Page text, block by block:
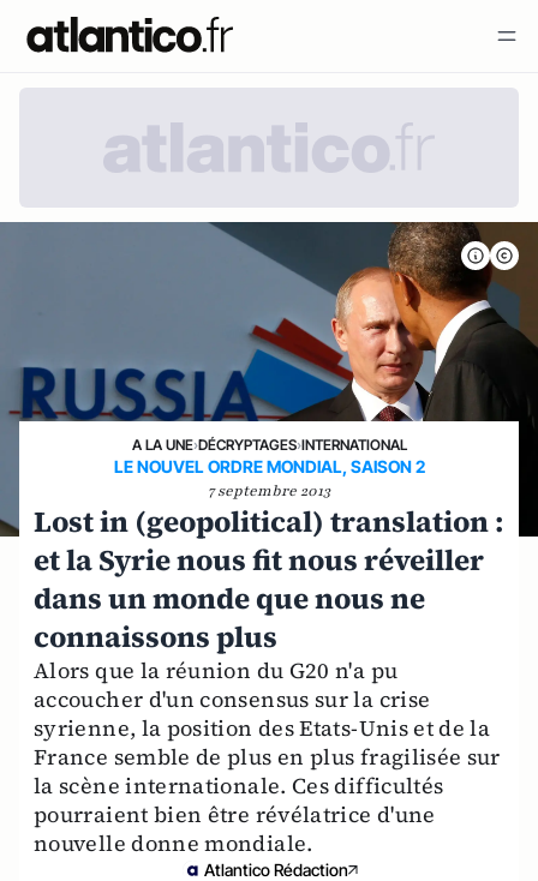
A LA UNE›DÉCRYPTAGES›INTERNATIONAL
LE NOUVEL ORDRE MONDIAL, SAISON 2
7 septembre 2013
Lost in (geopolitical) translation :
et la Syrie nous fit nous réveiller
dans un monde que nous ne
connaissons plus
Alors que la réunion du G20 n'a pu
accoucher d'un consensus sur la crise
syrienne, la position des Etats-Unis et de la
France semble de plus en plus fragilisée sur
la scène internationale. Ces difficultés
pourraient bien être révélatrice d'une
nouvelle donne mondiale.
Atlantico Rédaction